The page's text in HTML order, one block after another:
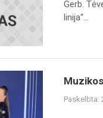
Gerb.
linija“...
Paskelbta: